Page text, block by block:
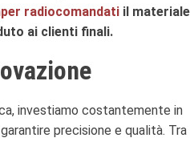
radiocomandati il materiale
ai clienti finali.
investiamo costantemente in
precisione e qualità. Tra